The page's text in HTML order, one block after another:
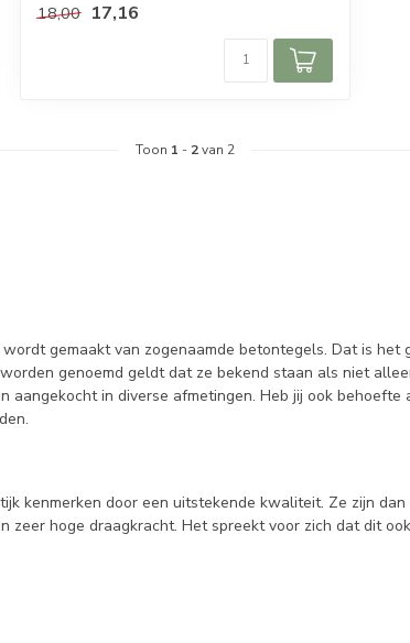
18,00 17,16
Toon 1 - 2van 2
gemaakt van zogenaamde betontegels. Dat is
genoemd geldt dat ze bekend staan als niet
in diverse afmetingen. Heb jij ook
kenmerken door een uitstekende kwaliteit. Ze zijn
hoge draagkracht. Het spreekt voor zich dat dit